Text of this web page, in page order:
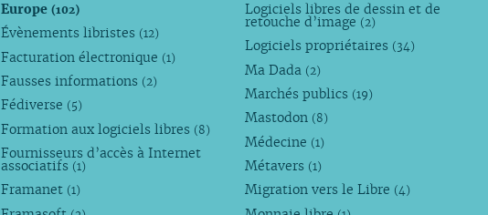
Europe(102)
Évènements libristes (12)
Facturation électronique (1)
Fausses informations (2)
Fédiverse (5)
Formation aux logiciels libres (8)
Fournisseurs d’accès à Internet
associatifs (1)
Framanet (1)
Logiciels libres de dessin et de
retouche d’image (2)
Logiciels propriétaires (34)
Ma Dada (2)
Marchés publics (19)
Mastodon (8)
Médecine (1)
Métavers (1)
Migration vers le Libre (4)